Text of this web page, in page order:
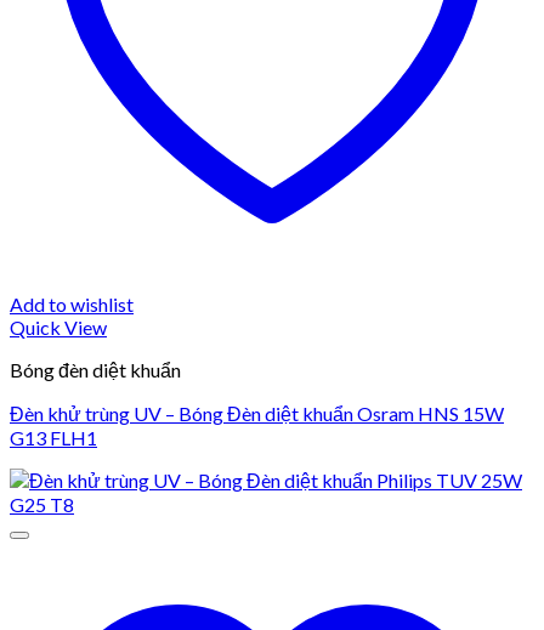
Add to wishlist
Quick View
Bóng đèn diệt khuẩn
Đèn khử trùng UV – Bóng Đèn diệt khuẩn Osram HNS 15W
G13 FLH1